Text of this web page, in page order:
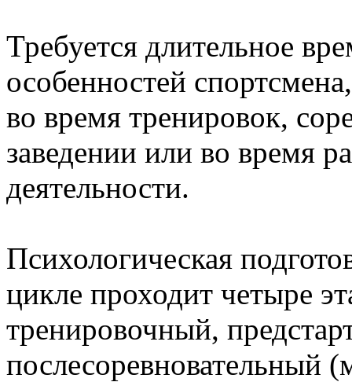
Требуется длительное
особенностей
во время тренировок,
заведении или во время
деятельности.
Психологическая
цикле проходит четыре
тренировочный,
послесоревновательный